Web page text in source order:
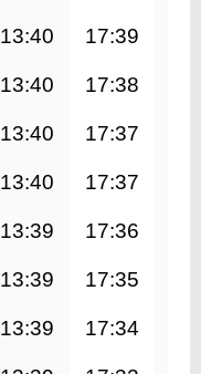
13:40 17:39
13:40 17:38
13:40 17:37
13:40 17:37
13:39 17:36
13:39 17:35
13:39 17:34